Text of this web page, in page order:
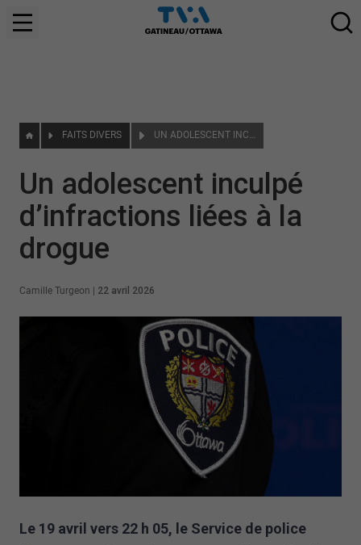
FAITS DIVERS UN ADOLESCENT INCULPÉ D’INFRACTIONS LIÉES À LA DROGUE
Un adolescent inculpé
d’infractions liées à la
drogue
Camille Turgeon 22 avril 2026
Le 19 avril vers 22 h 05, le Service de police